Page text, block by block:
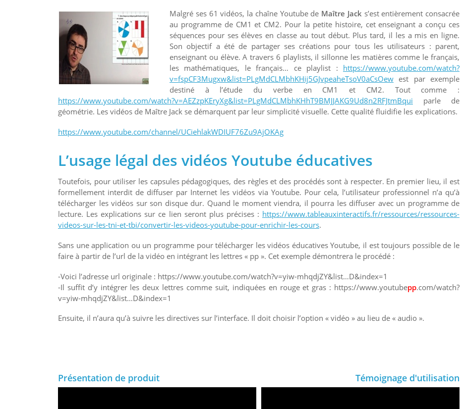
Malgré ses 61 vidéos, la chaîne Youtube de Maître Jacks’est entièrement consacrée
au programme de CM1 et CM2. Pour la petite histoire, cet enseignant a conçu ces
séquences pour ses élèves en classe au tout début. Plus tard, il les a mis en ligne.
Son objectif a été de partager ses créations pour tous les utilisateurs : parent,
enseignant ou élève. A travers 6 playlists, il sillonne les matières comme le français,
les mathématiques, le français… ce playlist : https://www.youtube.com/watch?
v=fspCF3Mugxw&list=PLgMdCLMbhKHij5GJvpeaheTsoV0aCsOew est par exemple
destiné à l’étude du verbe en CM1 et CM2. Tout comme :
https://www.youtube.com/watch?v=AEZzpKEryXg&list=PLgMdCLMbhKHhT9BMJJAKG9Ud8n2RFJtmBqui parle de
géométrie. Les vidéos de Maître Jack se démarquent par leur simplicité visuelle. Cette qualité fluidifie les explications.
https://www.youtube.com/channel/UCiehlakWDIUF76Zu9AjOKAg
L’usage légal des vidéos Youtube éducatives
Toutefois, pour utiliser les capsules pédagogiques, des règles et des procédés sont à respecter. En premier lieu, il est
formellement interdit de diffuser par Internet les vidéos via Youtube. Pour cela, l’utilisateur professionnel n’a qu’à
télécharger les vidéos sur son disque dur. Quand le moment viendra, il pourra les diffuser avec un programme de
lecture. Les explications sur ce lien seront plus précises : https://www.tableauxinteractifs.fr/ressources/ressources-
videos-sur-les-tni-et-tbi/convertir-les-videos-youtube-pour-enrichir-les-cours.
Sans une application ou un programme pour télécharger les vidéos éducatives Youtube, il est toujours possible de le
faire à partir de l’url de la vidéo en intégrant les lettres « pp ». Cet exemple démontrera le procédé :
-Voici l’adresse url originale : https://www.youtube.com/watch?v=yiw-mhqdjZY&list…D&index=1
-Il suffit d’y intégrer les deux lettres comme suit, indiquées en rouge et gras : https://www.youtubepp.com/watch?
v=yiw-mhqdjZY&list…D&index=1
Ensuite, il n’aura qu’à suivre les directives sur l’interface. Il doit choisir l’option « vidéo » au lieu de « audio ».
Présentation de produit Témoignage d'utilisation